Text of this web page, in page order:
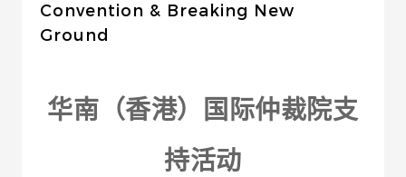
Convention & Breaking New
Ground
华南（香港）国际仲裁院支
持活动